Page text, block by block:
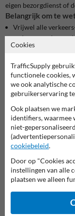
eigen bezorgdienst of
Belangrijk om te
Vrijwel alle
order geproduceerd.
De levertijd wordt
Je ontvangt tijdens
bestelling de
Je ontvangt een
Spoedorder
In overleg is veel
de omvang van de
Plaats de gewenste
Rechtsonderaan de
doorsturen per
Stuur jeaanvraag
winkelmand pagina)
Cookies
TrafficSupply
functionele cookies,
we ook analytische
gebruikerservaring
Ook plaatsen we
identifiers, waarmee
niet-
cookiebeleid.
Door op "Cookies
instellingen van alle
plaatsen we alleen